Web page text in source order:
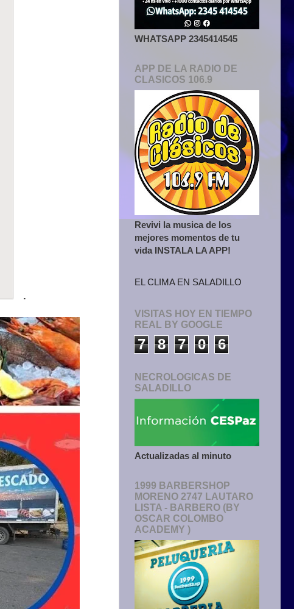
.
WHATSAPP 2345414545
APP DE LA RADIO DE
CLASICOS 106.9
Revivi la musica de los
mejores momentos de tu
vida INSTALA LA APP!
EL CLIMA EN SALADILLO
VISITAS HOY EN TIEMPO
REAL BY GOOGLE
7 8 7 0 6
NECROLOGICAS DE
SALADILLO
Actualizadas al minuto
1999 BARBERSHOP
MORENO 2747 LAUTARO
LISTA - BARBERO (BY
OSCAR COLOMBO
ACADEMY )